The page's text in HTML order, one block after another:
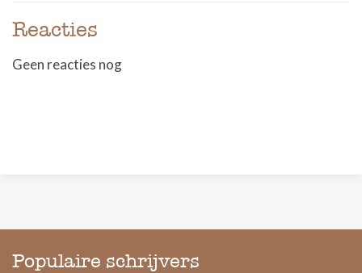
Reacties
Geen reacties nog
Populaire schrijvers